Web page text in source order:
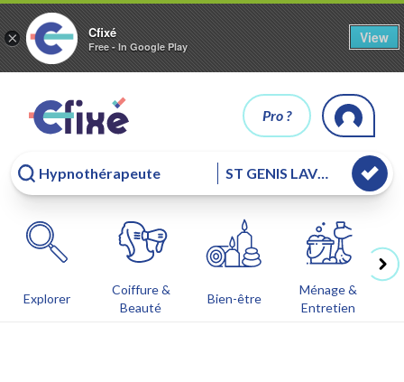
× Cfixé
Free - In Google Play
View
Pro ?
Explorer
Coiffure &
Beauté
Bien-être
Ménage &
Entretien